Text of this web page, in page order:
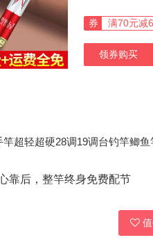
券 满70元减
领券购买
靠后，整竿终身免费配节